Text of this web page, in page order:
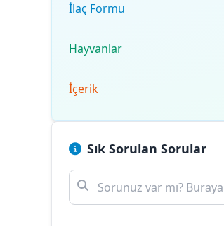
İlaç Formu
Hayvanlar
İçerik
Sık Sorulan Sorular